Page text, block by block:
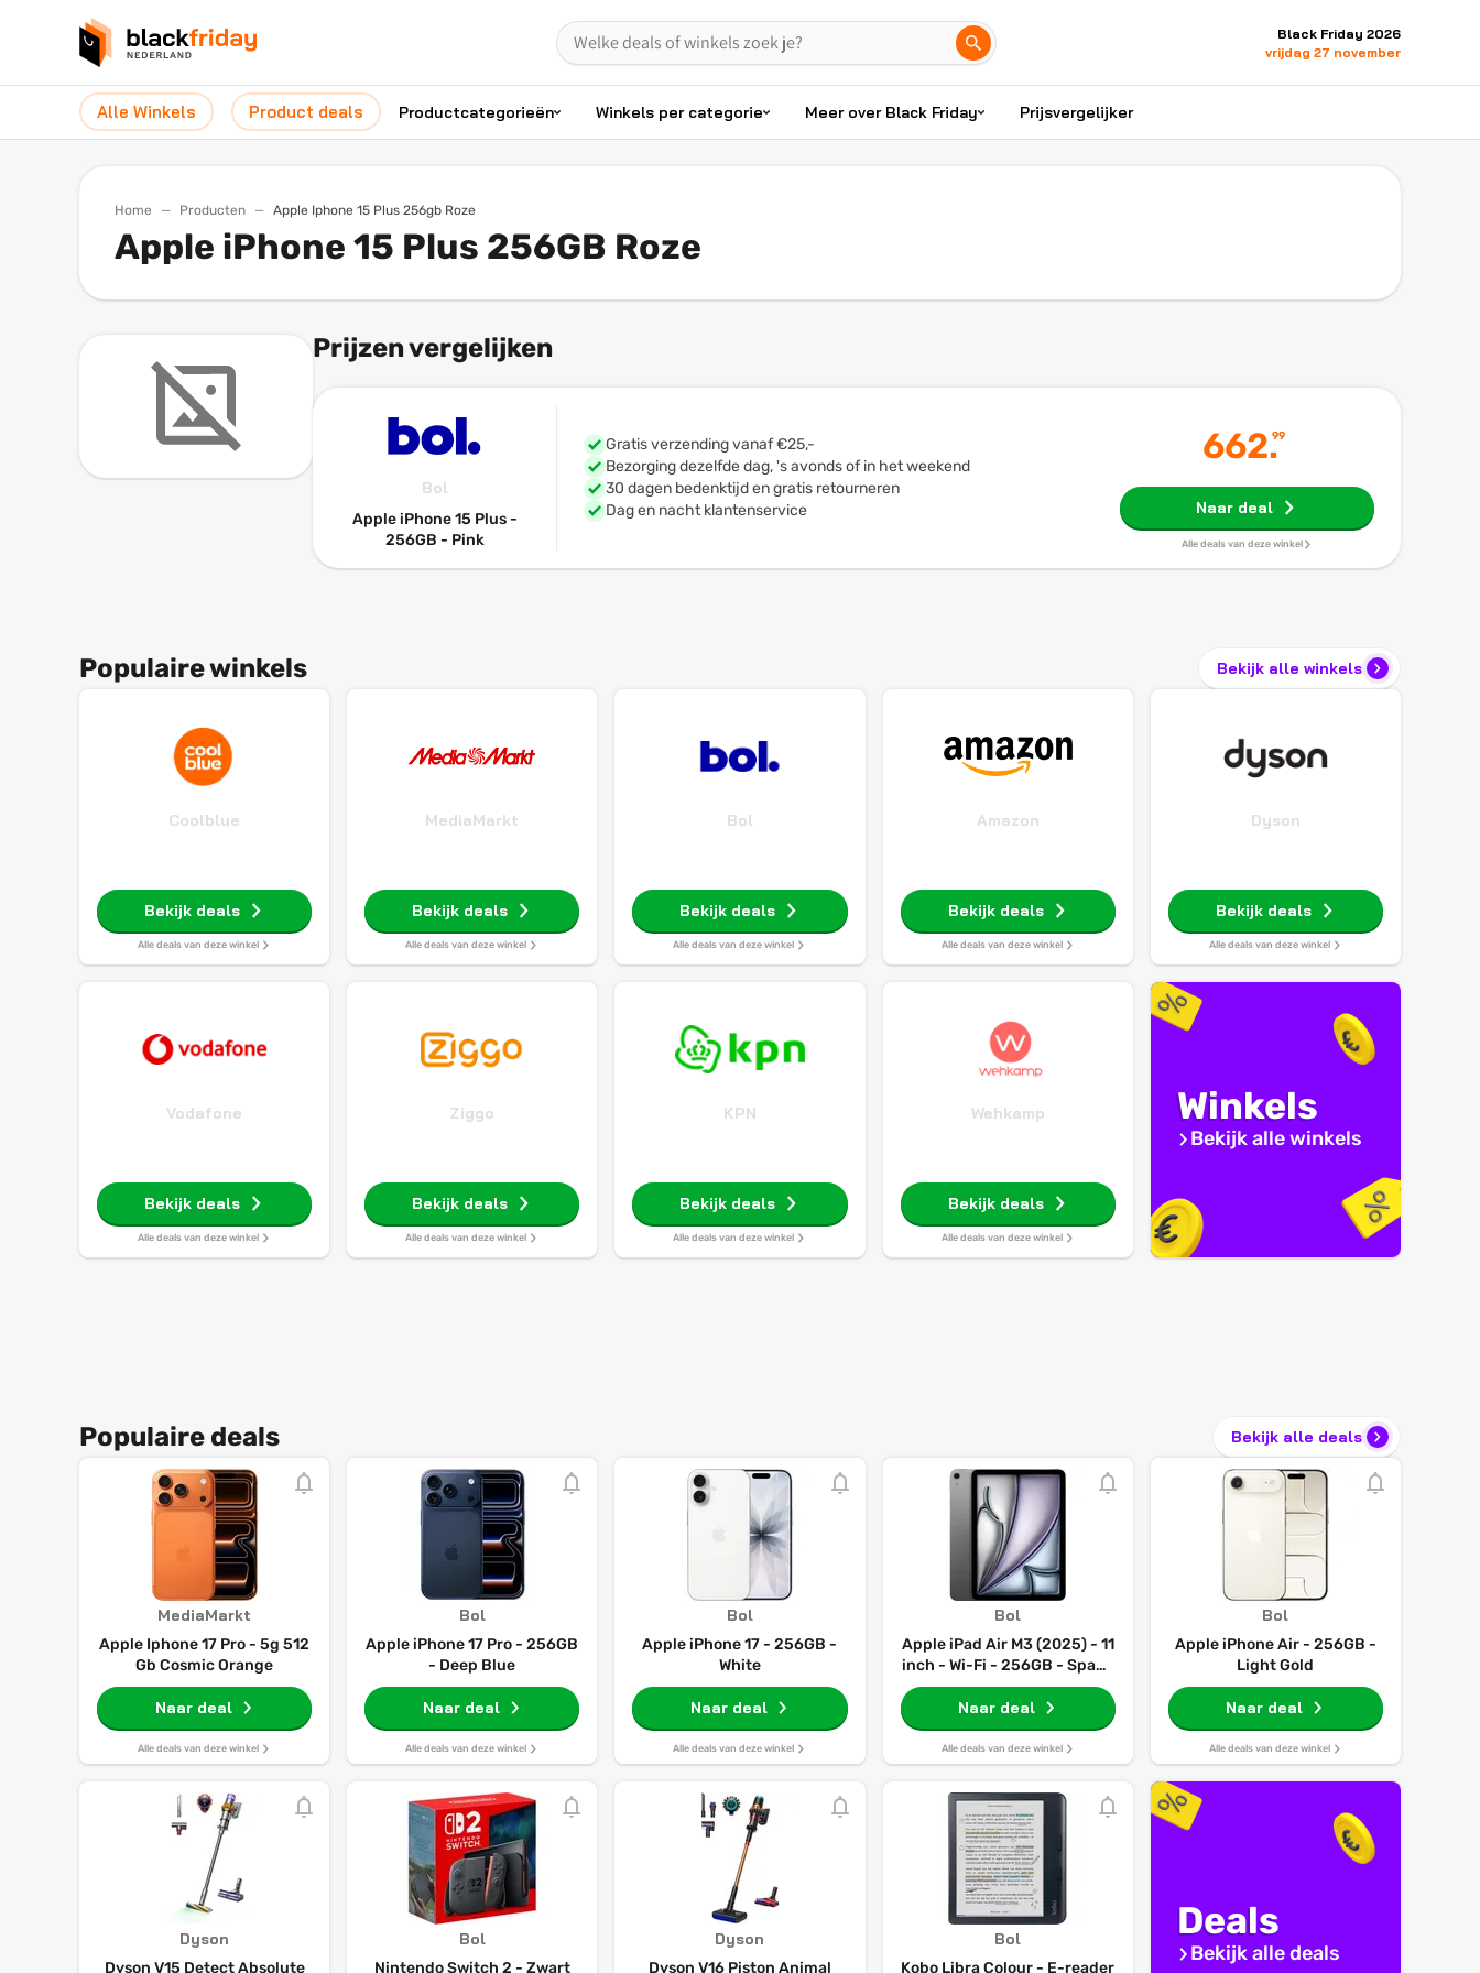
Black Friday 2026
vrijdag 27 november
Alle Winkels Product deals Productcategorieën Winkels per categorie Meer over Black Friday Prijsvergelijker
Home Producten Apple Iphone 15 Plus 256gb Roze
Apple iPhone 15 Plus 256GB Roze
Prijzen vergelijken
Bol
Apple iPhone 15 Plus -
256GB - Pink
Gratis verzending vanaf €25,-
Bezorging dezelfde dag, 's avonds of in het weekend
30 dagen bedenktijd en gratis retourneren
Dag en nacht klantenservice
662.99
Naar deal
Alle deals van deze winkel
Populaire winkels Bekijk alle winkels
Coolblue
Bekijk deals
Alle deals van deze winkel
MediaMarkt
Bekijk deals
Alle deals van deze winkel
Bol
Bekijk deals
Alle deals van deze winkel
Amazon
Bekijk deals
Alle deals van deze winkel
Dyson
Bekijk deals
Alle deals van deze winkel
Vodafone
Bekijk deals
Alle deals van deze winkel
Ziggo
Bekijk deals
Alle deals van deze winkel
KPN
Bekijk deals
Alle deals van deze winkel
Wehkamp
Bekijk deals
Alle deals van deze winkel
Winkels
Bekijk alle winkels
Populaire deals Bekijk alle deals
MediaMarkt
Apple Iphone 17 Pro - 5g 512
Gb Cosmic Orange
Naar deal
Alle deals van deze winkel
Bol
Apple iPhone 17 Pro - 256GB
- Deep Blue
Naar deal
Alle deals van deze winkel
Bol
Apple iPhone 17 - 256GB -
White
Naar deal
Alle deals van deze winkel
Bol
Apple iPad Air M3 (2025) - 11
inch - Wi-Fi - 256GB - Space
Grey - 7e generatie
Naar deal
Alle deals van deze winkel
Bol
Apple iPhone Air - 256GB -
Light Gold
Naar deal
Alle deals van deze winkel
Dyson
Dyson V15 Detect Absolute
Bol
Nintendo Switch 2 - Zwart
Dyson
Dyson V16 Piston Animal
Bol
Kobo Libra Colour - E-reader
Deals
Bekijk alle deals